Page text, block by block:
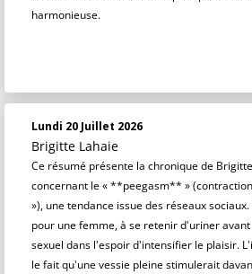
harmonieuse.
Lundi 20 Juillet 2026
Brigitte Lahaie
Ce résumé présente la chronique de
concernant le « **peegasm** »
»), une tendance issue des réseaux
pour une femme, à se retenir d'uriner
sexuel dans l'espoir d'intensifier le plaisir.
le fait qu'une vessie pleine stimulerait